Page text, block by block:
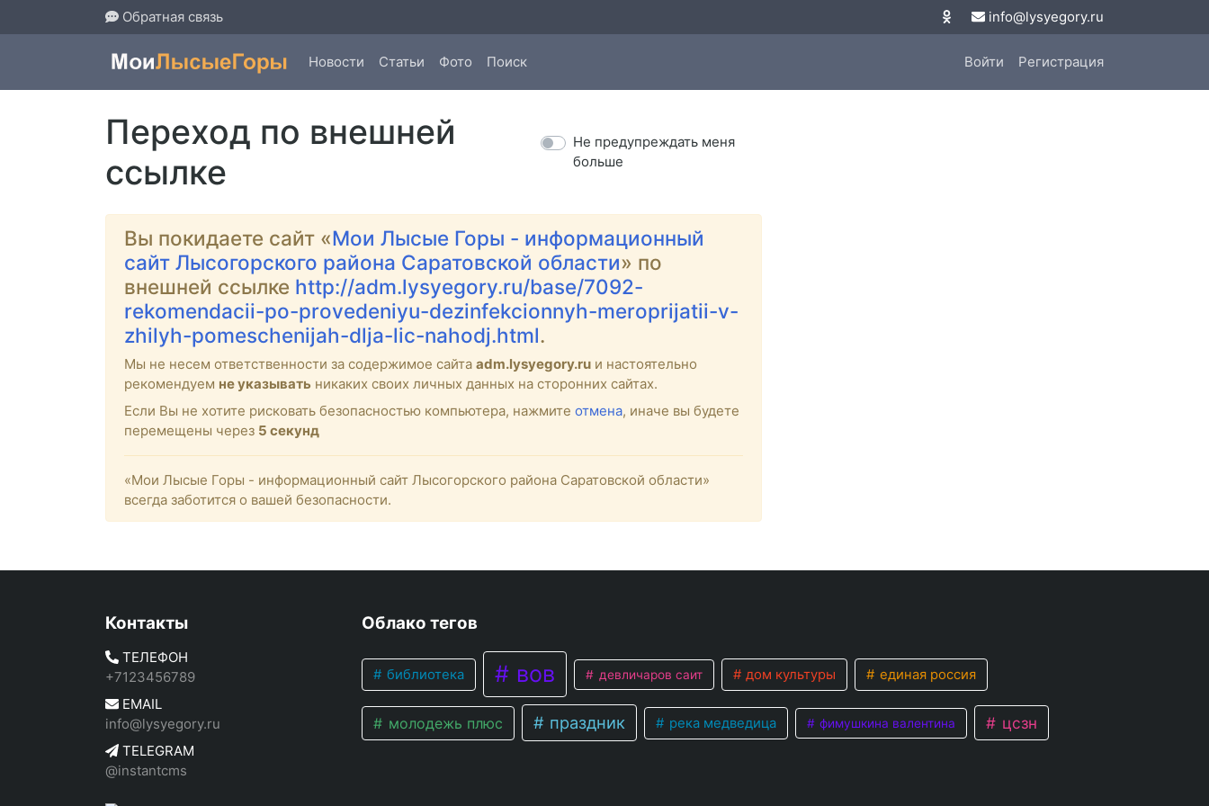
Обратная связь info@lysyegory.ru
Новости Статьи Фото Поиск Войти Регистрация
Переход по внешней
ссылке
Не предупреждать меня
больше
Вы покидаете сайт «Мои Лысые Горы - информационный
сайт Лысогорского района Саратовской области» по
внешней ссылке http://adm.lysyegory.ru/base/7092-
rekomendacii-po-provedeniyu-dezinfekcionnyh-meroprijatii-v-
zhilyh-pomeschenijah-dlja-lic-nahodj.html.
Мы не несем ответственности за содержимое сайта adm.lysyegory.ru и настоятельно
рекомендуем не указывать никаких своих личных данных на сторонних сайтах.
Если Вы не хотите рисковать безопасностью компьютера, нажмите отмена, иначе вы будете
перемещены через 4 секунд
«Мои Лысые Горы - информационный сайт Лысогорского района Саратовской области»
всегда заботится о вашей безопасности.
Контакты
ТЕЛЕФОН
+7123456789
EMAIL
info@lysyegory.ru
TELEGRAM
@instantcms
Облако тегов
библиотека вов девличаров саит дом культуры единая россия
молодежь плюс праздник река медведица фимушкина валентина цсзн